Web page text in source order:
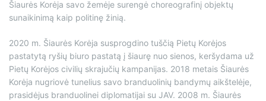
Šiaurės Korėja savo žemėje surengė choreografinį objektų
sunaikinimą kaip politinę žinią.
2020 m. Šiaurės Korėja susprogdino tuščią Pietų Korėjos
pastatytą ryšių biuro pastatą į šiaurę nuo sienos, keršydama už
Pietų Korėjos civilių skrajučių kampanijas. 2018 metais Šiaurės
Korėja nugriovė tunelius savo branduolinių bandymų aikštelėje,
prasidėjus branduolinei diplomatijai su JAV. 2008 m. Šiaurės